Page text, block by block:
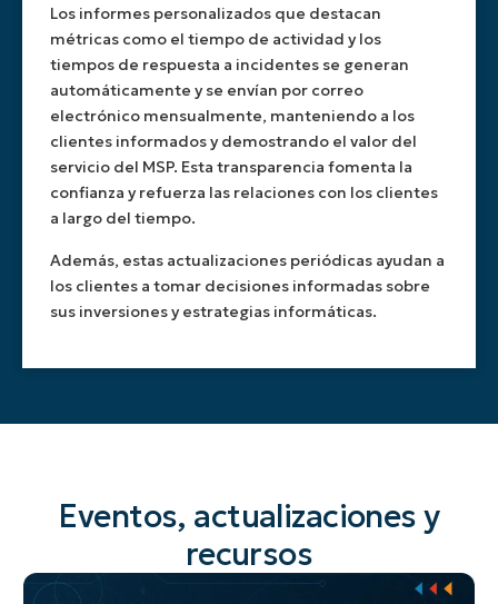
Los informes personalizados que destacan
métricas como el tiempo de actividad y los
tiempos de respuesta a incidentes se generan
automáticamente y se envían por correo
electrónico mensualmente, manteniendo a los
clientes informados y demostrando el valor del
servicio del MSP. Esta transparencia fomenta la
confianza y refuerza las relaciones con los clientes
a largo del tiempo.
Además, estas actualizaciones periódicas ayudan a
los clientes a tomar decisiones informadas sobre
sus inversiones y estrategias informáticas.
Eventos, actualizaciones y
recursos